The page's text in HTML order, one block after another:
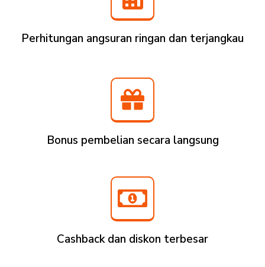
Perhitungan angsuran ringan dan terjangkau
Bonus pembelian secara langsung
Cashback dan diskon terbesar